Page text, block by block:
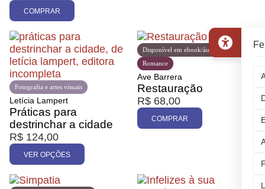
COMPRAR
Fotografia e artes visuais
Letícia Lampert
Práticas para
destrinchar a cidade
R$ 124,00
VER OPÇÕES
Disponível em ebook/áudio
Romance
Ave Barrera
Restauração
R$ 68,00
COMPRAR